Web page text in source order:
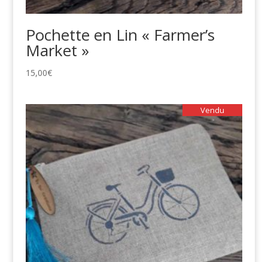
Pochette en Lin « Farmer’s
Market »
15,00€
Vendu